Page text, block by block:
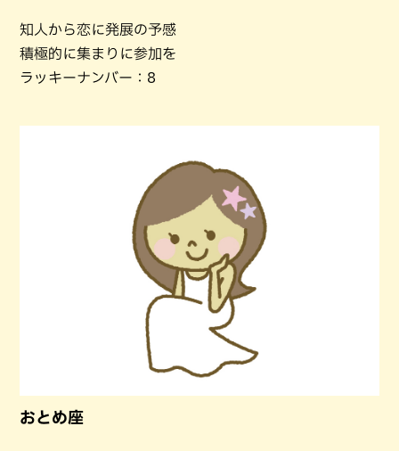
知人から恋に発展の予感
積極的に集まりに参加を
ラッキーナンバー：8
おとめ座